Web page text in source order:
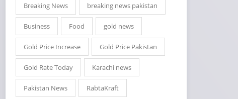
Breaking News breaking news pakistan
Business Food gold news
Gold Price Increase Gold Price Pakistan
Gold Rate Today Karachi news
Pakistan News RabtaKraft